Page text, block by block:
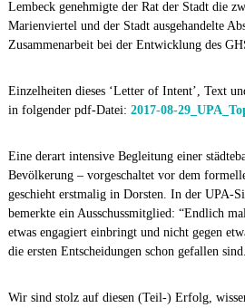
Lembeck genehmigte der Rat der Stadt die
Marienviertel und der Stadt ausgehandelte
Zusammenarbeit bei der Entwicklung des
Einzelheiten dieses ‘Letter of Intent’, Text
in folgender pdf-Datei: 2017-08-
Eine derart intensive Begleitung einer
Bevölkerung – vorgeschaltet vor dem
geschieht erstmalig in Dorsten. In der UPA-
bemerkte ein Ausschussmitglied: “Endlich
etwas engagiert einbringt und nicht gegen
die ersten Entscheidungen schon gefallen
Wir sind stolz auf diesen (Teil-) Erfolg,